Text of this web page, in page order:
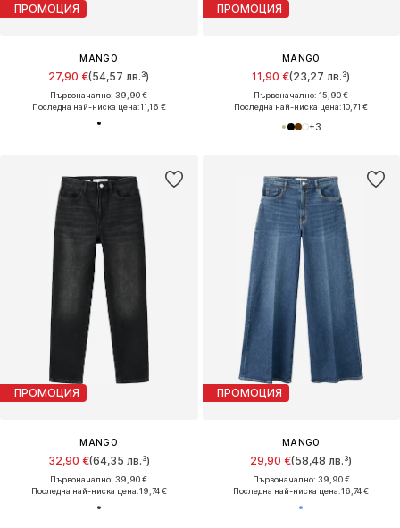
ПРОМОЦИЯ
MANGO
27,90 €(54,57 лв.³)
Първоначално: 39,90 €
Последна най-ниска цена:11,16 €
ПРОМОЦИЯ
MANGO
11,90 €(23,27 лв.³)
Първоначално: 15,90 €
Последна най-ниска цена:10,71 €
+3
ПРОМОЦИЯ
MANGO
32,90 €(64,35 лв.³)
Първоначално: 39,90 €
Последна най-ниска цена:19,74 €
ПРОМОЦИЯ
MANGO
29,90 €(58,48 лв.³)
Първоначално: 39,90 €
Последна най-ниска цена:16,74 €